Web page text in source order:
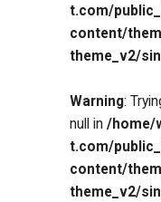
t.com/
content/
theme_v2/
Warning:
null in/home/
t.com/
content/
theme_v2/